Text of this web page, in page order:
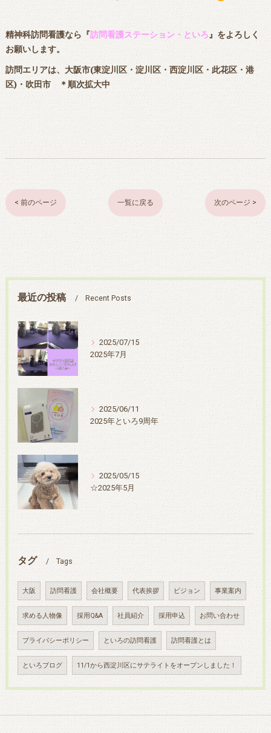
精神科訪問看護なら『訪問看護ステーション・といろ 』をよろしく
お願いします。
訪問エリアは、大阪市(東淀川区・淀川区・西淀川区・此花区・港
区)・吹田市 ＊順次拡大中
< 前のページ 一覧に戻る 次のページ >
最近の投稿 Recent Posts
2025/07/15
2025年7月
2025/06/11
2025年といろ9周年
2025/05/15
☆2025年5月
タグ Tags
大阪 訪問看護 会社概要 代表挨拶 ビジョン 事業案内
求める人物像 採用Q&A 社員紹介 採用申込 お問い合わせ
プライバシーポリシー といろの訪問看護 訪問看護とは
といろブログ 11/1から西淀川区にサテライトをオープンしました！